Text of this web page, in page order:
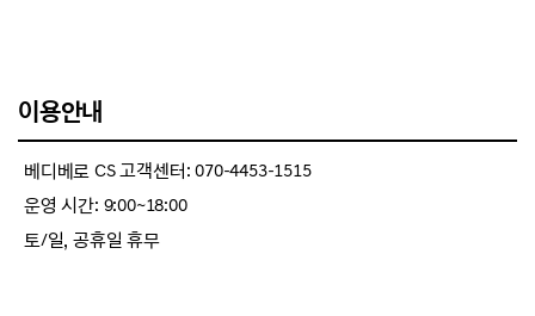
이용안내
베디베로 CS 고객센터: 070-4453-1515
운영 시간: 9:00~18:00
토/일, 공휴일 휴무